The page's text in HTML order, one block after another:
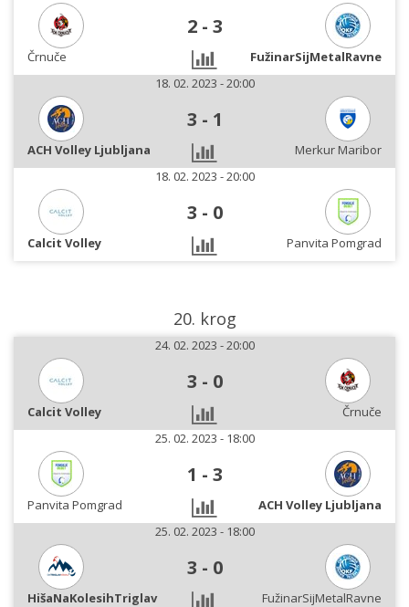
2 - 3
Črnuče
FužinarSijMetalRavne
18. 02. 2023 - 20:00
3 - 1
ACH Volley Ljubljana
Merkur Maribor
18. 02. 2023 - 20:00
3 - 0
Calcit Volley Panvita Pomgrad
20. krog
24. 02. 2023 - 20:00
3 - 0
Calcit Volley
Črnuče
25. 02. 2023 - 18:00
1 - 3
Panvita Pomgrad
ACH Volley Ljubljana
25. 02. 2023 - 18:00
3 - 0
HišaNaKolesihTriglav
FužinarSijMetalRavne